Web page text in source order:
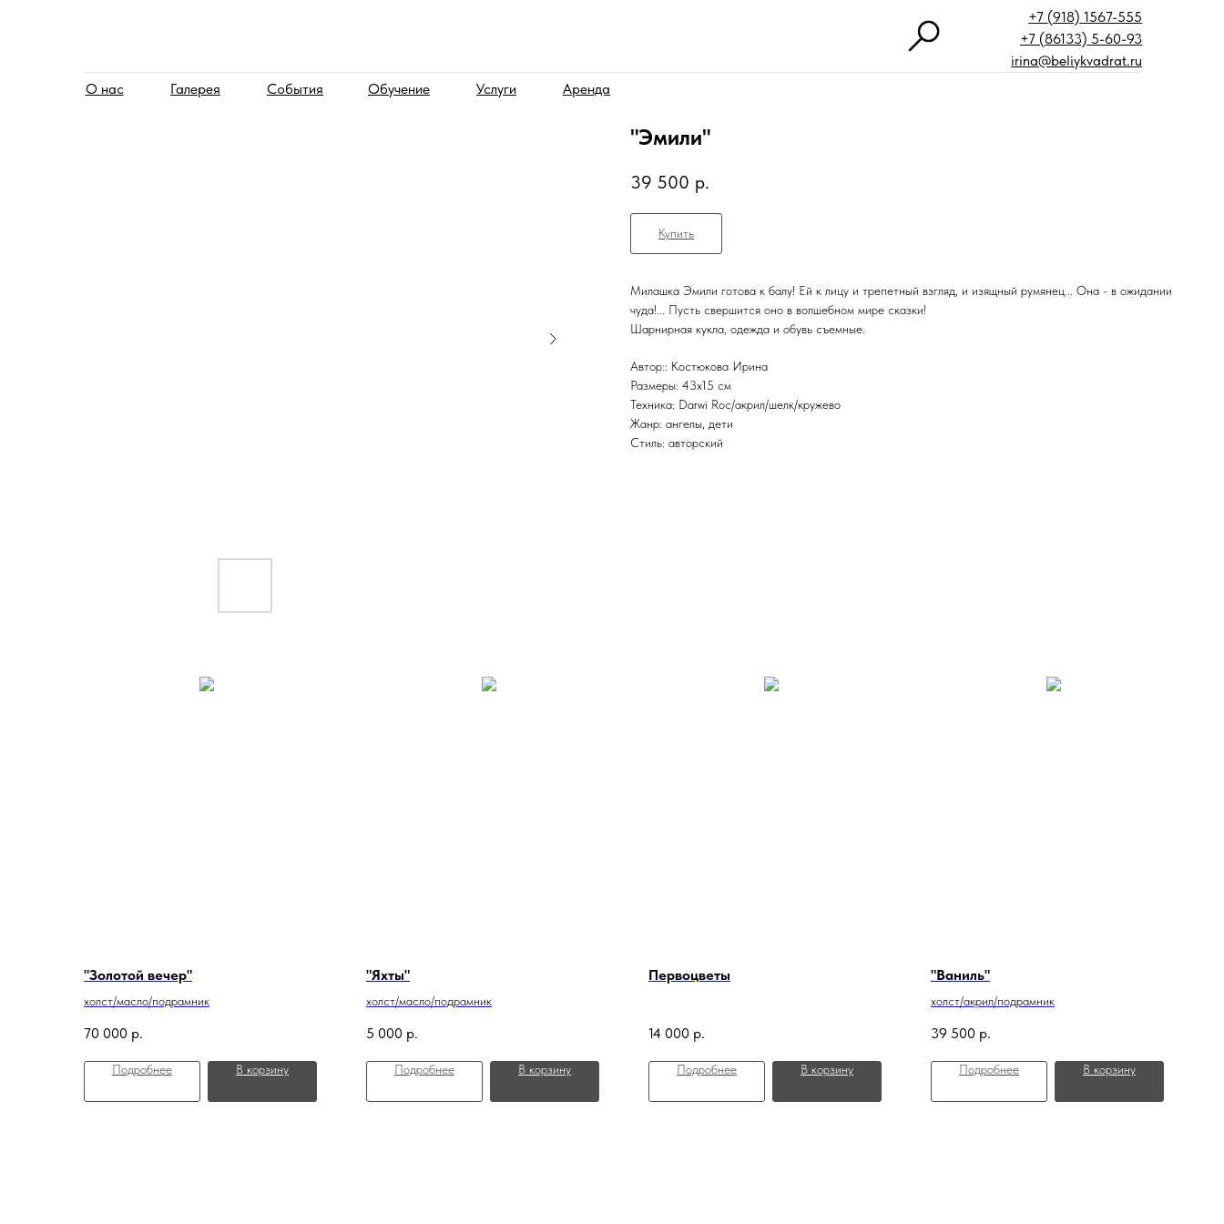
О нас События
Галерея Обучение
+7 (918) 1567-555
Услуги Аренда
+7 (86133) 5-60-93
irina@beliykvadrat.ru
"Эмили"
39 500 р.
Купить
Милашка Эмили готова к балу! Ей к лицу и трепетный взгляд, и изящный румянец... Она - в ожидании
чуда!... Пусть свершится оно в волшебном мире сказки!
Шарнирная кукла, одежда и обувь съемные.
Автор:: Костюкова Ирина
Размеры: 43х15 см
Техника: Darwi Roc/акрил/шелк/кружево
Жанр: ангелы, дети
Стиль: авторский
"Золотой вечер"
холст/масло/подрамник
70 000 р.
Подробнее В корзину
"Яхты"
холст/масло/подрамник
5 000 р.
Подробнее В корзину
Первоцветы
14 000 р.
Подробнее В корзину
"Ваниль"
холст/акрил/подрамник
39 500 р.
Подробнее В корзину